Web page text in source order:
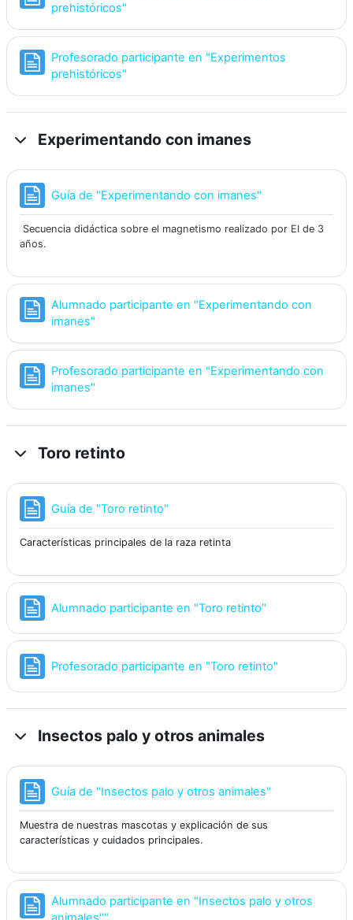
prehistóricos"
Profesorado participante en "Experimentos
prehistóricos"
Experimentando con imanes
Guía de "Experimentando con imanes"
Secuencia didáctica sobre el magnetismo realizado por EI de 3
años.
Alumnado participante en "Experimentando con
imanes"
Profesorado participante en "Experimentando con
imanes"
Toro retinto
Guía de "Toro retinto"
Características principales de la raza retinta
Alumnado participante en "Toro retinto"
Profesorado participante en "Toro retinto"
Insectos palo y otros animales
Guía de "Insectos palo y otros animales"
Muestra de nuestras mascotas y explicación de sus
características y cuidados principales.
Alumnado participante en "Insectos palo y otros